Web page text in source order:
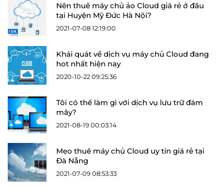
Nên thuê máy chủ ảo Cloud giá rẻ ở đâu
tại Huyện Mỹ Đức Hà Nội?
2021-07-08 12:19:00
Khái quát về dịch vụ máy chủ Cloud đang
hot nhất hiện nay
2020-10-22 09:25:36
Tôi có thể làm gì với dịch vụ lưu trữ đám
mây?
2021-08-19 00:03:14
Mẹo thuê máy chủ Cloud uy tín giá rẻ tại
Đà Nẵng
2021-07-09 08:53:33